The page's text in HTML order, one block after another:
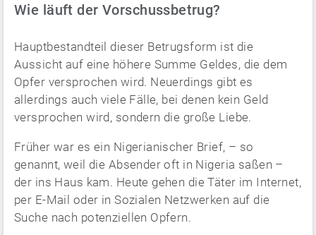
Wie läuft der Vorschussbetrug?
Hauptbestandteil dieser Betrugsform ist die
Aussicht auf eine höhere Summe Geldes, die dem
Opfer versprochen wird. Neuerdings gibt es
allerdings auch viele Fälle, bei denen kein Geld
versprochen wird, sondern die große Liebe.
Früher war es ein Nigerianischer Brief, – so
genannt, weil die Absender oft in Nigeria saßen –
der ins Haus kam. Heute gehen die Täter im Internet,
per E-Mail oder in Sozialen Netzwerken auf die
Suche nach potenziellen Opfern.